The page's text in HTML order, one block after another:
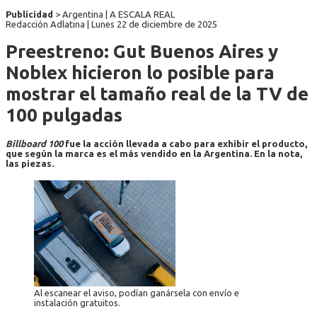
Publicidad > Argentina | A ESCALA REAL
Redacción Adlatina | Lunes 22 de diciembre de 2025
Preestreno: Gut Buenos Aires y
Noblex hicieron lo posible para
mostrar el tamaño real de la TV de
100 pulgadas
Billboard 100fue la acción llevada a cabo para exhibir el producto,
que según la marca es el más vendido en la Argentina. En la nota,
las piezas.
Al escanear el aviso, podían ganársela con envío e
instalación gratuitos.